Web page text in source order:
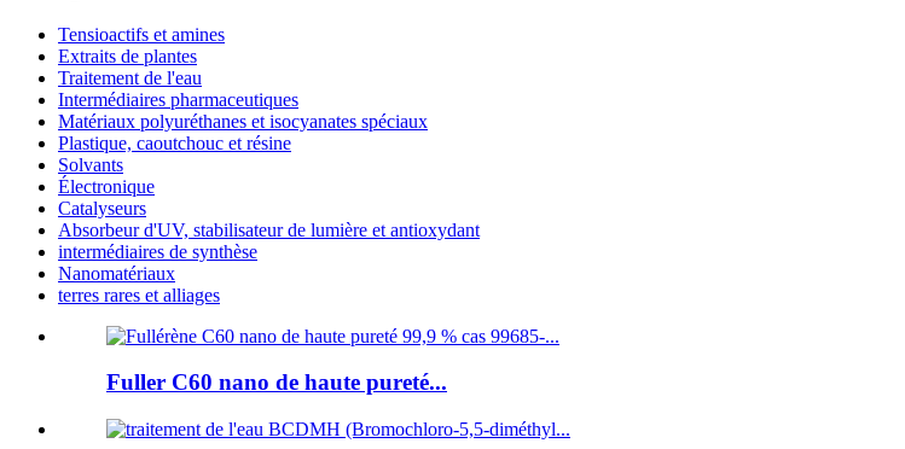
Tensioactifs et amines
Extraits de plantes
Traitement de l'eau
Intermédiaires pharmaceutiques
Matériaux polyuréthanes et isocyanates spéciaux
Plastique, caoutchouc et résine
Solvants
Électronique
Catalyseurs
Absorbeur d'UV, stabilisateur de lumière et antioxydant
intermédiaires de synthèse
Nanomatériaux
terres rares et alliages
Fuller C60 nano de haute pureté...